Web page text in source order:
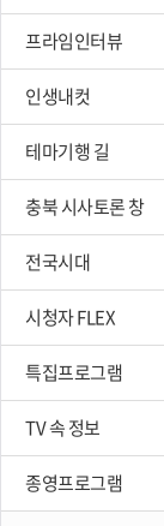
프라임인터뷰
인생내컷
테마기행 길
충북 시사토론 창
전국시대
시청자 FLEX
특집프로그램
TV 속 정보
종영프로그램